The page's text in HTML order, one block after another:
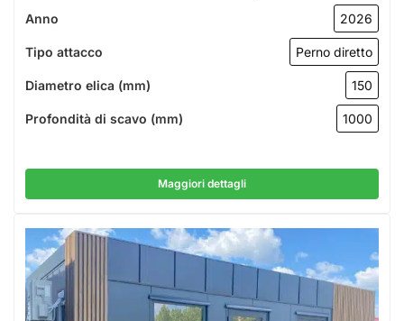
Anno 2026
Tipo attacco Perno diretto
Diametro elica (mm) 150
Profondità di scavo (mm) 1000
Maggiori dettagli